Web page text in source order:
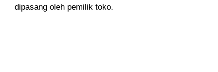
dipasang oleh pemilik toko.